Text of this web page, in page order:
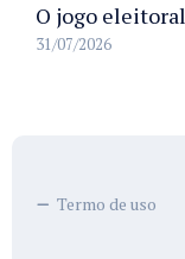
O jogo
31/07/2026
Termo de uso